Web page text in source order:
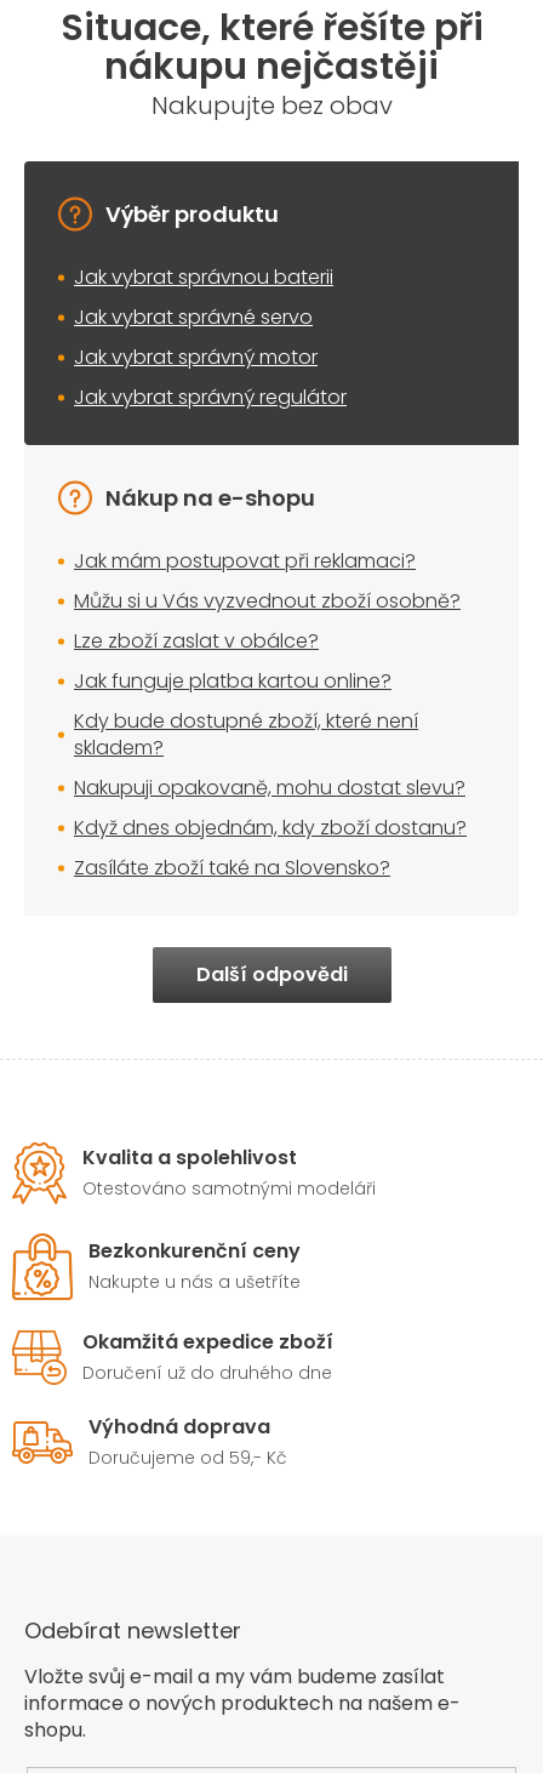
d
a
c
í
p
v
y
p
s
u
Situace, které řešíte při
nákupu nejčastěji
Nakupujte bez obav
Výběr produktu
Jak vybrat správnou baterii
Jak vybrat správné servo
Jak vybrat správný motor
Jak vybrat správný regulátor
Nákup na e-shopu
Jak mám postupovat při reklamaci?
Můžu si u Vás vyzvednout zboží osobně?
Lze zboží zaslat v obálce?
Jak funguje platba kartou online?
Kdy bude dostupné zboží, které není
skladem?
Nakupuji opakovaně, mohu dostat slevu?
Když dnes objednám, kdy zboží dostanu?
Zasíláte zboží také na Slovensko?
Další odpovědi
Kvalita a spolehlivost
Otestováno samotnými modeláři
Bezkonkurenční ceny
Nakupte u nás a ušetříte
Okamžitá expedice zboží
Doručení už do druhého dne
Výhodná doprava
Doručujeme od 59,- Kč
Odebírat newsletter
Vložte svůj e-mail a my vám budeme zasílat
informace o nových produktech na našem e-
shopu.